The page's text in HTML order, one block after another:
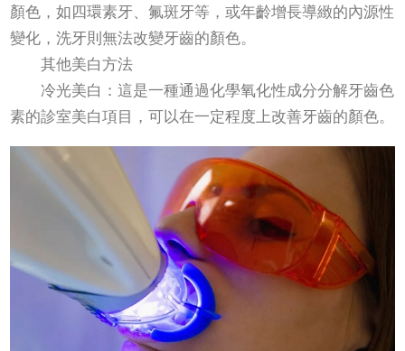
顏色，如四環素牙、氟斑牙等，或年齡增長導緻的內源性
變化，洗牙則無法改變牙齒的顏色。
其他美白方法
冷光美白：這是一種通過化學氧化性成分分解牙齒色
素的診室美白項目，可以在一定程度上改善牙齒的顏色。